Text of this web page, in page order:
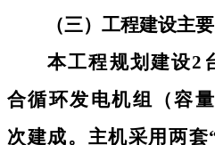
（三）工程建设主
本工程规划建设2
合循环发电机组（容
次建成。主机采用两套